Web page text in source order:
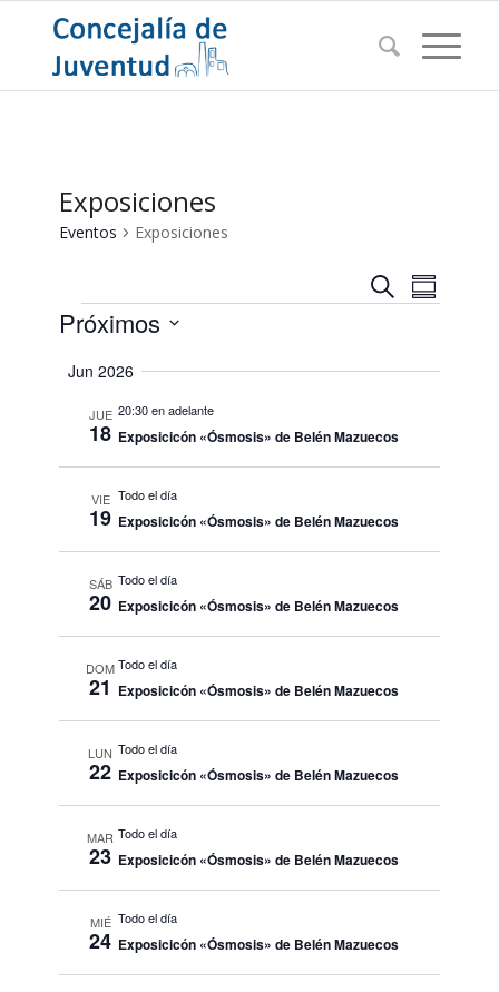
Exposiciones
Eventos Exposiciones
y
de
Buscar
de
Evento
Resumen
Eventos
Próximos
fecha.
Jun 2026
JUE
18
20:30 en adelante
Exposicicón «Ósmosis» de Belén Mazuecos
VIE
19
Todo el día
Exposicicón «Ósmosis» de Belén Mazuecos
SÁB
20
Todo el día
Exposicicón «Ósmosis» de Belén Mazuecos
DOM
21
Todo el día
Exposicicón «Ósmosis» de Belén Mazuecos
LUN
22
Todo el día
Exposicicón «Ósmosis» de Belén Mazuecos
MAR
23
Todo el día
Exposicicón «Ósmosis» de Belén Mazuecos
MIÉ
24
Todo el día
Exposicicón «Ósmosis» de Belén Mazuecos